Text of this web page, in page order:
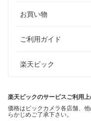
お買い物
ご利用ガイド
楽天ビック
楽天ビックのサービスご利用
価格はビックカメラ各店舗、
らかじめご了承下さい。